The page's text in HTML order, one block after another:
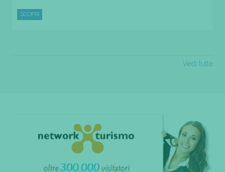
SCOPRI
Vedi tutte